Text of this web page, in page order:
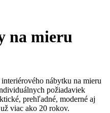
na mieru
nábytku na mieru
požiadaviek
prehľadné, moderné aj
viac ako 20 rokov.